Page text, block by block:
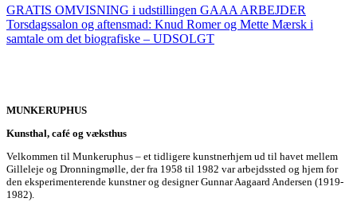
GRATIS OMVISNING i udstillingen GAAA ARBEJDER
Torsdagssalon og aftensmad: Knud Romer og Mette Mærsk i
samtale om det biografiske – UDSOLGT
MUNKERUPHUS
Kunsthal, café og væksthus
Velkommen til Munkeruphus – et tidligere kunstnerhjem ud til havet mellem
Gilleleje og Dronningmølle, der fra 1958 til 1982 var arbejdssted og hjem for
den eksperimenterende kunstner og designer Gunnar Aagaard Andersen (1919-
1982).